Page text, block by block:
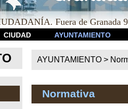
Fuera de Granada
CIUDAD AYUNTAMIENTO
AYUNTAMIENTO >
Normativa